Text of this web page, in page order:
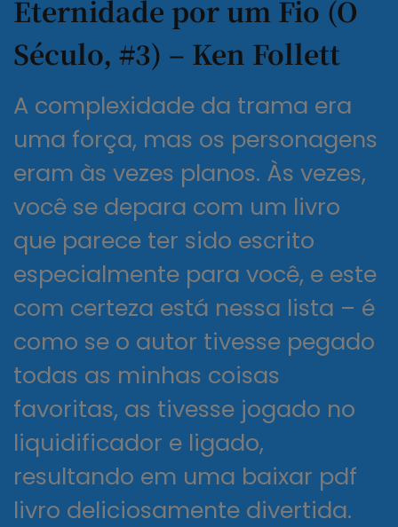
Eternidade por um Fio (O
Século, #3) – Ken Follett
A complexidade da trama era
uma força, mas os personagens
eram às vezes planos. Às vezes,
você se depara com um livro
que parece ter sido escrito
especialmente para você, e este
com certeza está nessa lista – é
como se o autor tivesse pegado
todas as minhas coisas
favoritas, as tivesse jogado no
liquidificador e ligado,
resultando em uma baixar pdf
livro deliciosamente divertida.